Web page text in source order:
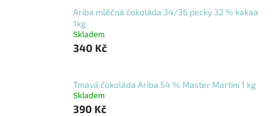
Ariba mléčná čokoláda 34/36 pecky 32 % kakaa
1kg
Skladem
340 Kč
Tmavá čokoláda Ariba 54 % Master Martini 1 kg
Skladem
390 Kč